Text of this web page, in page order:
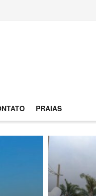
PRAIAS